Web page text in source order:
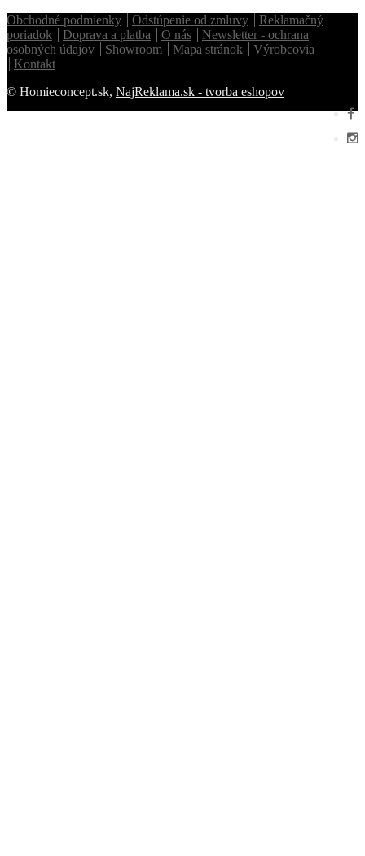
Obchodné podmienky
Odstúpenie od zmluvy
Reklamačný
poriadok
Doprava a platba O nás
Newsletter - ochrana
osobných údajov
Showroom Mapa stránok
Výrobcovia
Kontakt
© Homieconcept.sk, NajReklama.sk - tvorba eshopov